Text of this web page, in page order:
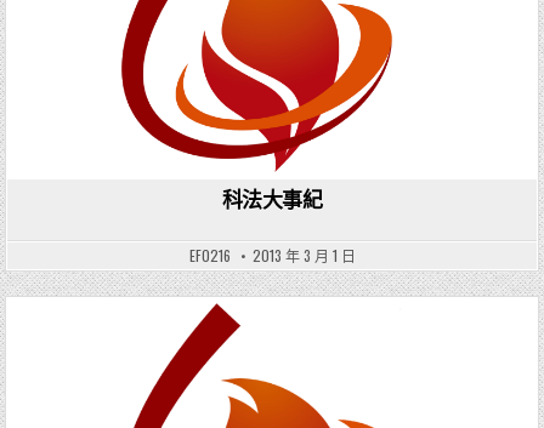
科法大事紀
EF0216 2013 年 3 月 1 日